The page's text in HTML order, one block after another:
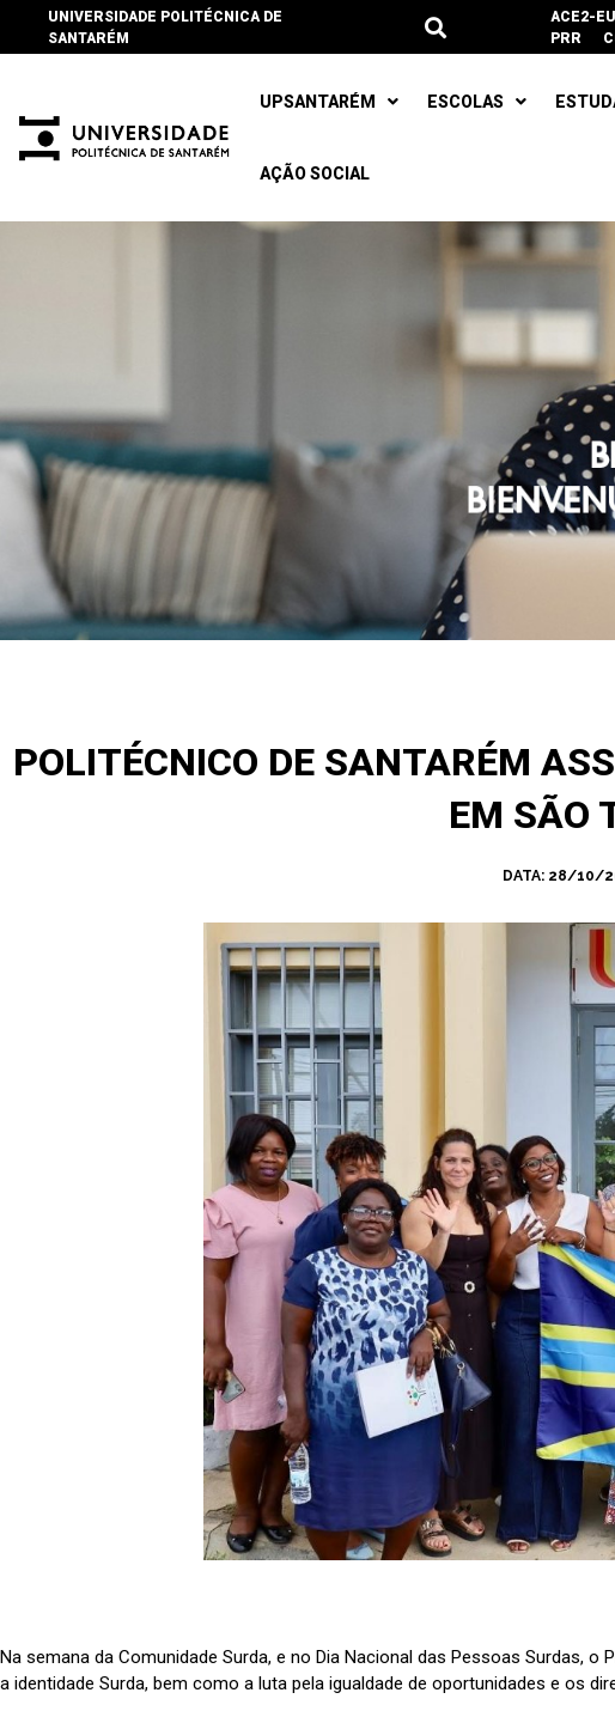
UNIVERSIDADE POLITÉCNICA DE
SANTARÉM
ACE2-EU
PRR
UPSANTARÉM ESCOLAS
AÇÃO SOCIAL
POLITÉCNICO DE SANTARÉM
EM SÃO
DATA: 28/10/
Na semana da Comunidade Surda, e no Dia Nacional das Pessoas Surdas,
a identidade Surda, bem como a luta pela igualdade de oportunidades e os